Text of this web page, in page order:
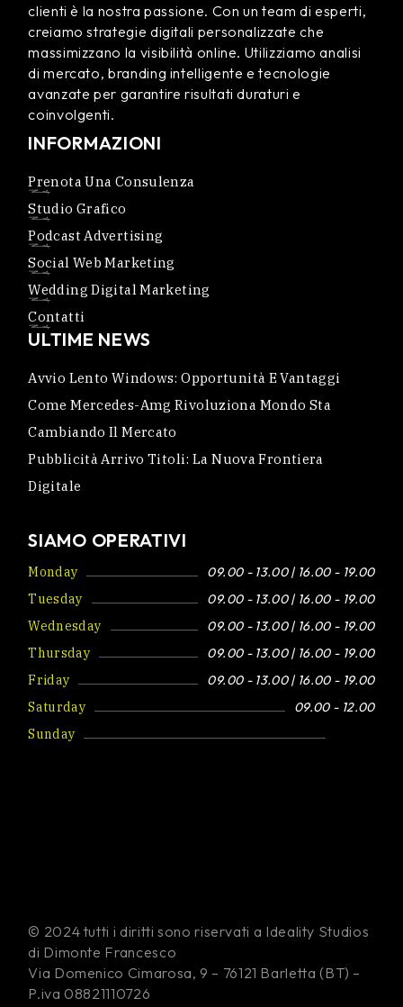
clienti è la nostra passione. Con un team di esperti,
creiamo strategie digitali personalizzate che
massimizzano la visibilità online. Utilizziamo analisi
di mercato, branding intelligente e tecnologie
avanzate per garantire risultati duraturi e
coinvolgenti.
INFORMAZIONI
Prenota Una Consulenza
Studio Grafico
Podcast Advertising
Social Web Marketing
Wedding Digital Marketing
Contatti
ULTIME NEWS
Avvio Lento Windows: Opportunità E Vantaggi
Come Mercedes-Amg Rivoluziona Mondo Sta
Cambiando Il Mercato
Pubblicità Arrivo Titoli: La Nuova Frontiera
Digitale
SIAMO OPERATIVI
Monday
09.00 - 13.00 | 16.00 - 19.00
Tuesday
09.00 - 13.00 | 16.00 - 19.00
Wednesday
09.00 - 13.00 | 16.00 - 19.00
Thursday
09.00 - 13.00 | 16.00 - 19.00
Friday
09.00 - 13.00 | 16.00 - 19.00
Saturday
09.00 - 12.00
Sunday
© 2024 tutti i diritti sono riservati a Ideality Studios
di Dimonte Francesco
Via Domenico Cimarosa, 9 – 76121 Barletta (BT) –
P.iva 08821110726